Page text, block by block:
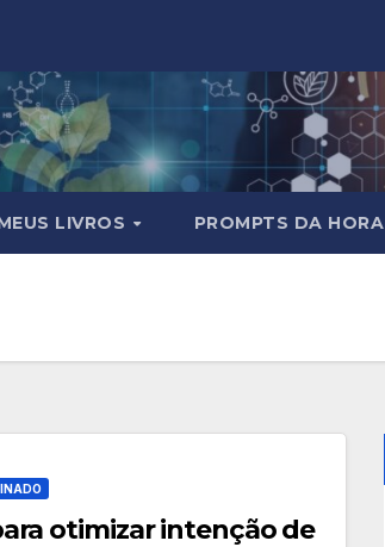
LIVROS PROMPTS DA HORA
otimizar intenção de